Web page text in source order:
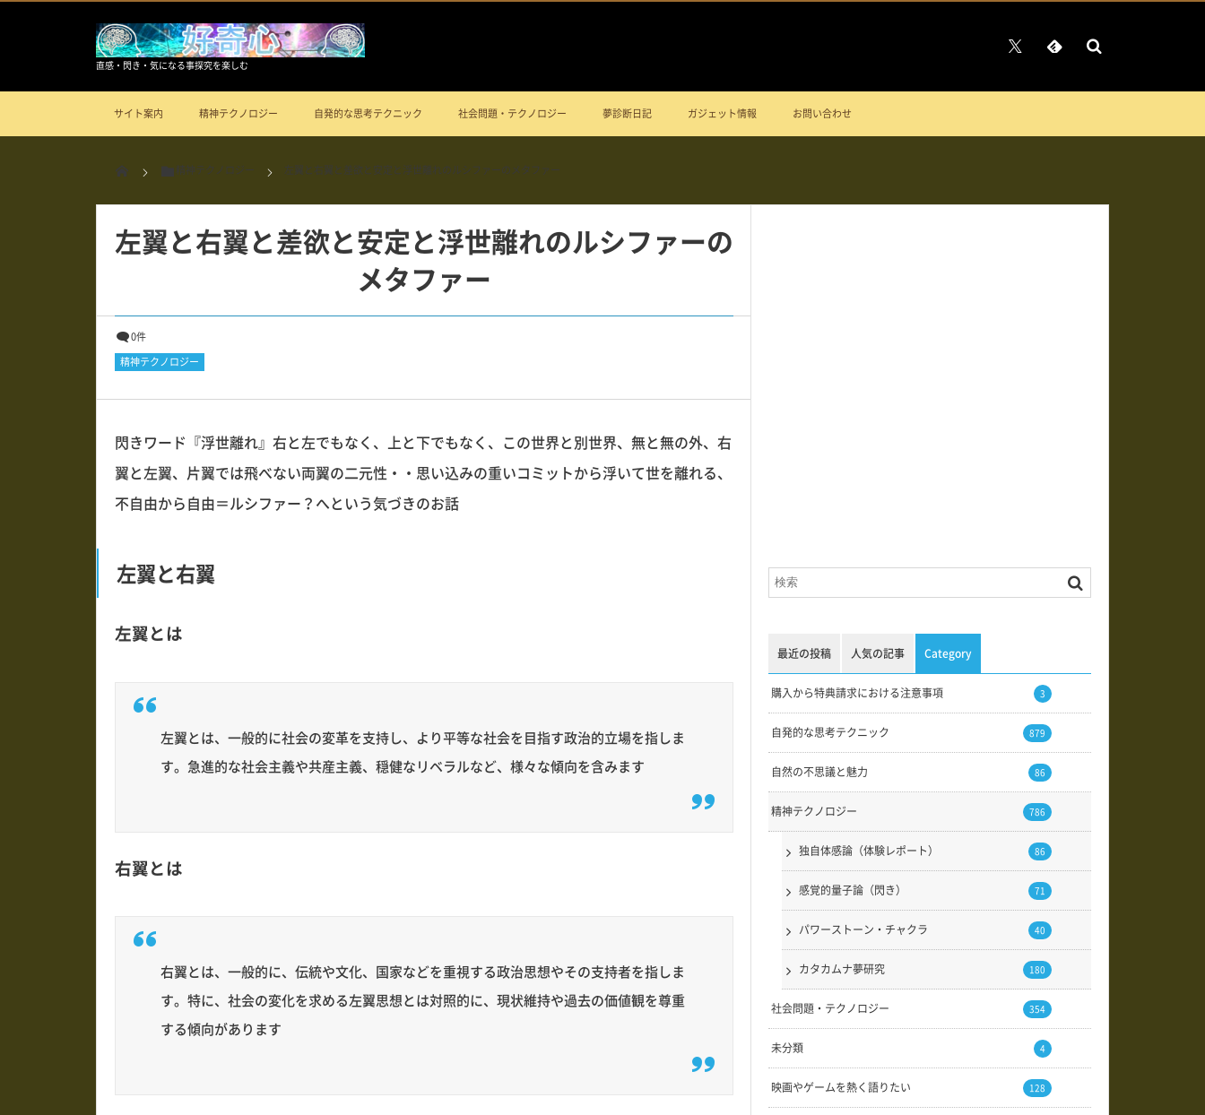
直感・閃き・気になる事探究を楽しむ
サイト案内 精神テクノロジー 自発的な思考テクニック 社会問題・テクノロジー 夢診断日記 ガジェット情報 お問い合わせ
精神テクノロジー 左翼と右翼と差欲と安定と浮世離れのルシファーのメタファー
左翼と右翼と差欲と安定と浮世離れのルシファーの
メタファー
0件
精神テクノロジー
閃きワード『浮世離れ』右と左でもなく、上と下でもなく、この世界と別世界、無と無の外、右
翼と左翼、片翼では飛べない両翼の二元性・・思い込みの重いコミットから浮いて世を離れる、
不自由から自由＝ルシファー？へという気づきのお話
左翼と右翼
左翼とは
左翼とは、一般的に社会の変革を支持し、より平等な社会を目指す政治的立場を指しま
す。急進的な社会主義や共産主義、穏健なリベラルなど、様々な傾向を含みます
右翼とは
右翼とは、一般的に、伝統や文化、国家などを重視する政治思想やその支持者を指しま
す。特に、社会の変化を求める左翼思想とは対照的に、現状維持や過去の価値観を尊重
する傾向があります
最近の投稿 人気の記事 Category
購入から特典請求における注意事項 3
自発的な思考テクニック 879
自然の不思議と魅力 86
精神テクノロジー 786
独自体感論（体験レポート） 86
感覚的量子論（閃き） 71
パワーストーン・チャクラ 40
カタカムナ夢研究 180
社会問題・テクノロジー 354
未分類 4
映画やゲームを熱く語りたい 128